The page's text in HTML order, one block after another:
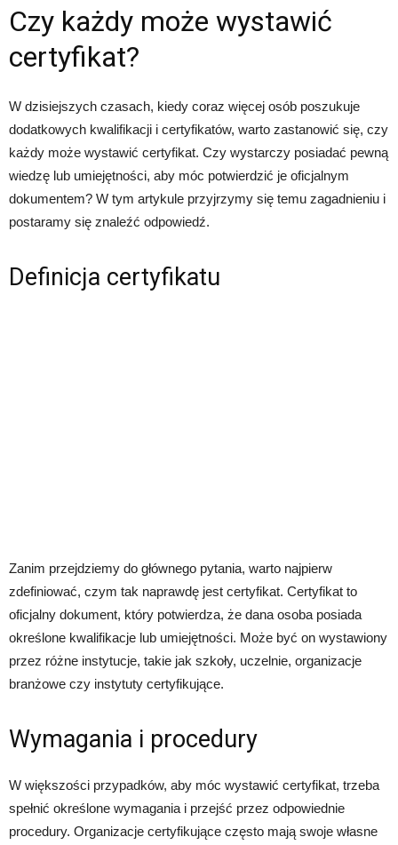
Czy każdy może wystawić
certyfikat?
W dzisiejszych czasach, kiedy coraz więcej osób poszukuje
dodatkowych kwalifikacji i certyfikatów, warto zastanowić się, czy
każdy może wystawić certyfikat. Czy wystarczy posiadać pewną
wiedzę lub umiejętności, aby móc potwierdzić je oficjalnym
dokumentem? W tym artykule przyjrzymy się temu zagadnieniu i
postaramy się znaleźć odpowiedź.
Definicja certyfikatu
Zanim przejdziemy do głównego pytania, warto najpierw
zdefiniować, czym tak naprawdę jest certyfikat. Certyfikat to
oficjalny dokument, który potwierdza, że dana osoba posiada
określone kwalifikacje lub umiejętności. Może być on wystawiony
przez różne instytucje, takie jak szkoły, uczelnie, organizacje
branżowe czy instytuty certyfikujące.
Wymagania i procedury
W większości przypadków, aby móc wystawić certyfikat, trzeba
spełnić określone wymagania i przejść przez odpowiednie
procedury. Organizacje certyfikujące często mają swoje własne